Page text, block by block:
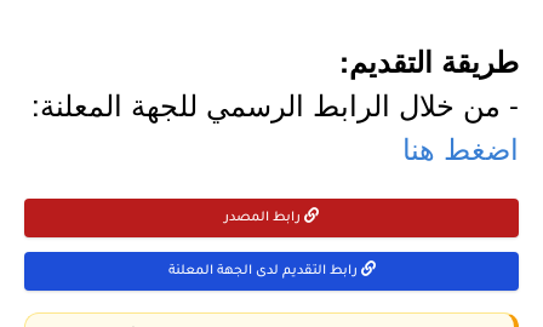
طريقة التقديم:
- من خلال الرابط الرسمي للجهة المعلنة:
اضغط هنا
رابط المصدر
رابط التقديم لدى الجهة المعلنة